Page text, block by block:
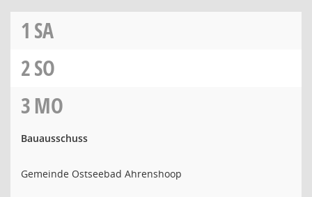
1 SA
2SO
3MO
Bauausschuss
Gemeinde Ostseebad Ahrenshoop